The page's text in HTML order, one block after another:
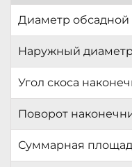
Диаметр
Наружный
Угол скоса
Поворот
Суммарная